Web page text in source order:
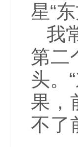
星“
我
第二
头。
果，
不了